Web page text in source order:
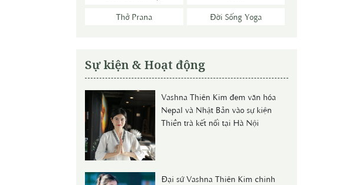
Thở Prana
Đời Sống Yoga
Sự kiện & Hoạt động
Vashna Thiên Kim đem văn hóa
Nepal và Nhật Bản vào sự kiện
Thiền trà kết nối tại Hà Nội
Đại sứ Vashna Thiên Kim chinh